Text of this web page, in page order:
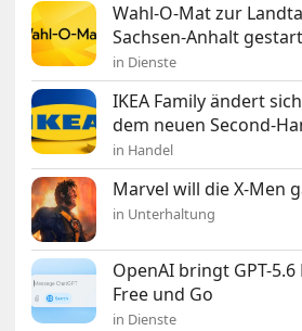
Wahl-O-Mat zur
Sachsen-Anhalt
in Dienste
IKEA Family ändert
dem neuen Second-
in Handel
Marvel will die X-Men
in Unterhaltung
OpenAI bringt GPT-
Free und Go
in Dienste